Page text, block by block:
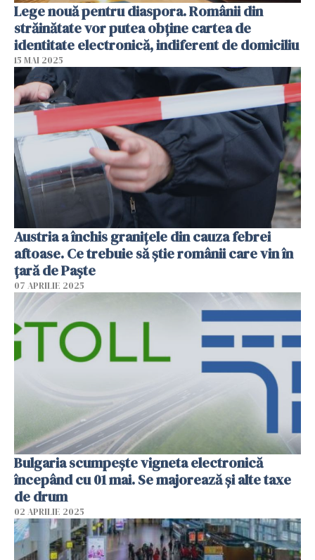
Lege nouă pentru diaspora. Românii din
străinătate vor putea obține cartea de
identitate electronică, indiferent de domiciliu
15 MAI 2025
Austria a închis granițele din cauza febrei
aftoase. Ce trebuie să știe românii care vin în
țară de Paște
07 APRILIE 2025
Bulgaria scumpește vigneta electronică
începând cu 01 mai. Se majorează și alte taxe
de drum
02 APRILIE 2025